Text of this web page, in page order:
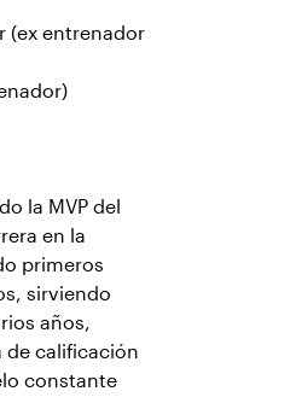
(ex entrenador
la MVP del
en la
primeros
sirviendo
años,
de calificación
constante